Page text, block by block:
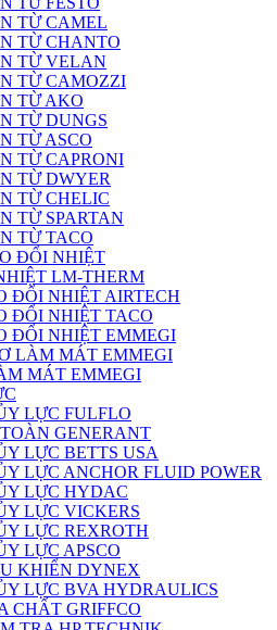
TỪ CAMEL
TỪ CHANTO
TỪ VELAN
TỪ CAMOZZI
TỪ AKO
TỪ DUNGS
TỪ ASCO
TỪ CAPRONI
TỪ DWYER
TỪ CHELIC
TỪ SPARTAN
TỪ TACO
ĐỔI NHIỆT
LM-THERM
ĐỔI NHIỆT AIRTECH
ĐỔI NHIỆT TACO
ĐỔI NHIỆT EMMEGI
LÀM MÁT EMMEGI
MÁT EMMEGI
LỰC FULFLO
GENERANT
LỰC BETTS USA
LỰC ANCHOR FLUID POWER
LỰC HYDAC
LỰC VICKERS
LỰC REXROTH
LỰC APSCO
KHIỂN DYNEX
LỰC BVA HYDRAULICS
CHẤT GRIFFCO